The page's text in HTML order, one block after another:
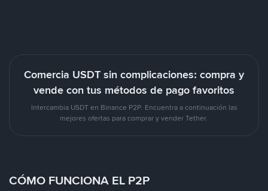
Comercia USDT sin complicaciones: compra y
vende con tus métodos de pago favoritos
Intercambia USDT en Binance P2P. Encuentra a continuación las
mejores ofertas para comprar y vender Tether.
CÓMO FUNCIONA EL P2P